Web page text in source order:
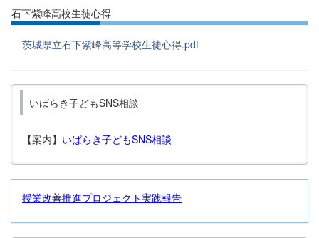
石下紫峰高校生徒心得
茨城県立石下紫峰高等学校生徒心得.pdf
いばらき子どもSNS相談
【案内】 いばらき子どもSNS相談
授業改善推進プロジェクト実践報告